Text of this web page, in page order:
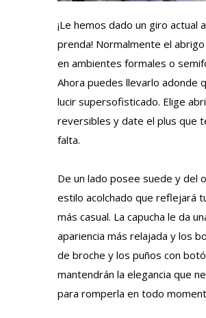
¡Le hemos dado un giro actual
prenda! Normalmente el
en ambientes formales o
Ahora puedes llevarlo adonde
lucir supersofisticado. Elige
reversibles y date el plus que
falta.
De un lado posee suede y del
estilo acolchado que reflejará
más casual. La capucha le da
apariencia más relajada y los
de broche y los puños con
mantendrán la elegancia que
para romperla en todo